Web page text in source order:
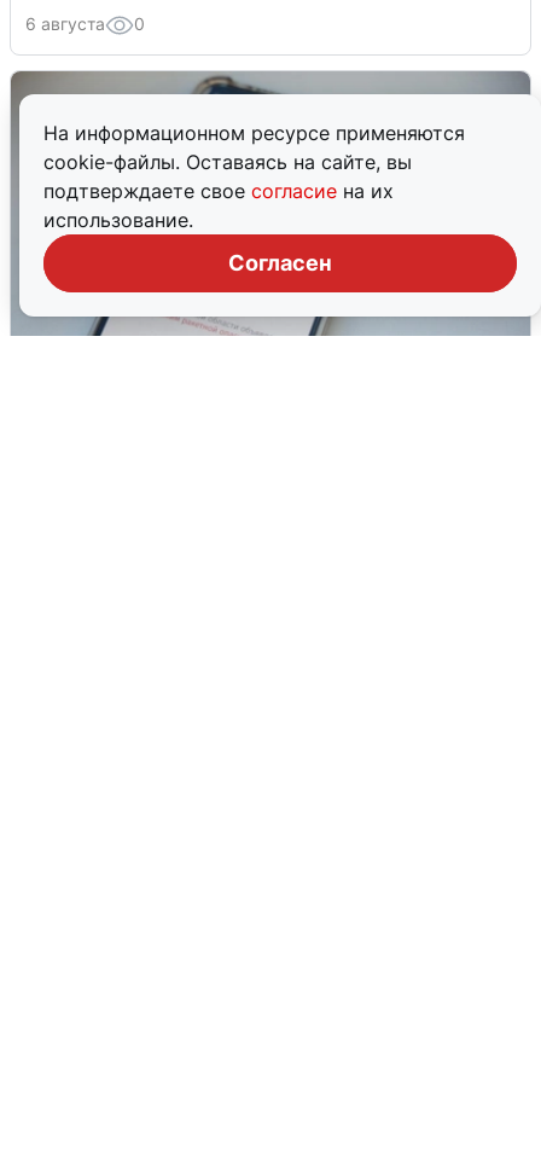
На информационном ресурсе применяются
cookie-файлы. Оставаясь на сайте, вы
подтверждаете свое согласие на их
использование.
Согласен
6 августа 0